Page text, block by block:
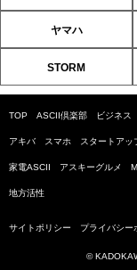
ヤマハ
STORM
TOP ASCII倶楽部 ビジネス
アキバ スマホ スタートアッ
家電ASCII アスキーグルメ
地方活性
サイトポリシー プライバシー
©